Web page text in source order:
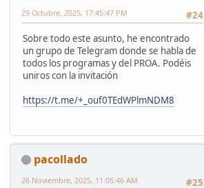
#24
29 Octubre, 2025, 17:45:47 PM
Sobre todo este asunto, he encontrado
un grupo de Telegram donde se habla de
todos los programas y del PROA. Podéis
uniros con la invitación
https://t.me/+_ouf0TEdWPlmNDM8
pacollado
#25
26 Noviembre, 2025, 11:05:46 AM